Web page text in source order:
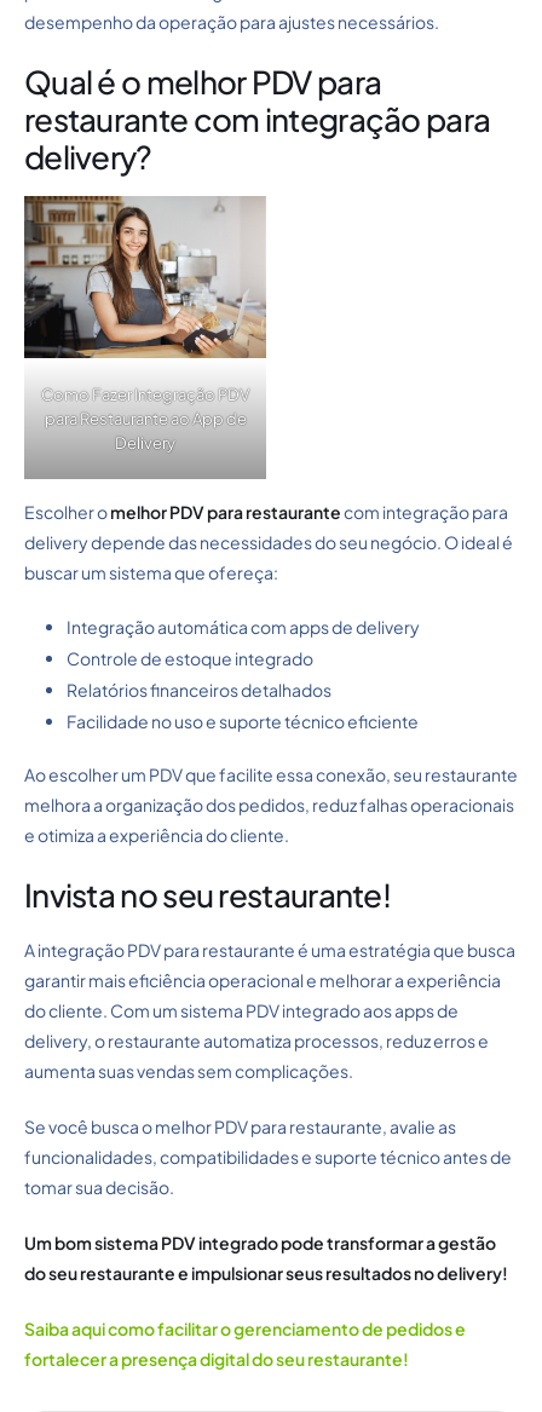
desempenho da operação para ajustes necessários.
Qual é o melhor PDV para
restaurante com integração para
delivery?
Como Fazer Integração PDV
para Restaurante ao App de
Delivery
Escolher omelhor PDV para restaurantecom integração para
delivery depende das necessidades do seu negócio. O ideal é
buscar um sistema que ofereça:
Integração automática com apps de delivery
Controle de estoque integrado
Relatórios financeiros detalhados
Facilidade no uso e suporte técnico eficiente
Ao escolher um PDV que facilite essa conexão, seu restaurante
melhora a organização dos pedidos, reduz falhas operacionais
e otimiza a experiência do cliente.
Invista no seu restaurante!
A integração PDV para restaurante é uma estratégia que busca
garantir mais eficiência operacional e melhorar a experiência
do cliente. Com um sistema PDV integrado aos apps de
delivery, o restaurante automatiza processos, reduz erros e
aumenta suas vendas sem complicações.
Se você busca o melhor PDV para restaurante, avalie as
funcionalidades, compatibilidades e suporte técnico antes de
tomar sua decisão.
Um bom sistema PDV integrado pode transformar a gestão
do seu restaurante e impulsionar seus resultados no delivery!
Saiba aqui como facilitar o gerenciamento de pedidos e
fortalecer a presença digital do seu restaurante!